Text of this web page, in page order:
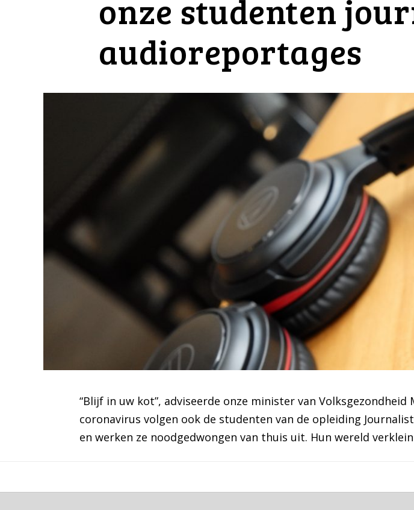
onze studenten
audioreportages
“Blijf in uw kot”, adviseerde onze minister van
coronavirus volgen ook de studenten van de opleiding
en werken ze noodgedwongen van thuis uit. Hun wereld